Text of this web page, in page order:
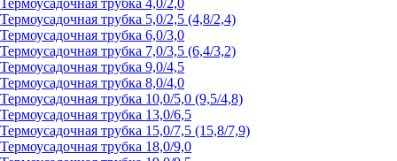
Термоусадочная трубка 4,0/2,0
Термоусадочная трубка 5,0/2,5 (4,8/2,4)
Термоусадочная трубка 6,0/3,0
Термоусадочная трубка 7,0/3,5 (6,4/3,2)
Термоусадочная трубка 9,0/4,5
Термоусадочная трубка 8,0/4,0
Термоусадочная трубка 10,0/5,0 (9,5/4,8)
Термоусадочная трубка 13,0/6,5
Термоусадочная трубка 15,0/7,5 (15,8/7,9)
Термоусадочная трубка 18,0/9,0